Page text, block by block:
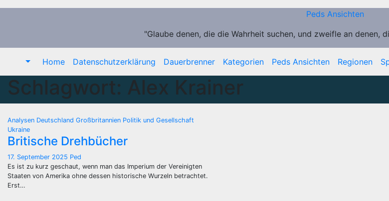
Zum
Peds Ansichten
"Glaube denen, die die Wahrheit suchen, und zweifle an denen,
Home Datenschutzerklärung Dauerbrenner Kategorien Peds Ansichten Regionen
Schlagwort: Alex Krainer
Analysen Deutschland Großbritannien Politik und Gesellschaft
Ukraine
Britische Drehbücher
17. September 2025 Ped
Es ist zu kurz geschaut, wenn man das Imperium der Vereinigten
Staaten von Amerika ohne dessen historische Wurzeln betrachtet.
Erst…